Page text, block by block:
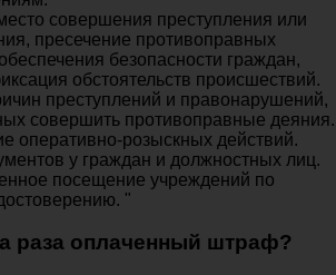
совершения преступления или
пресечение противоправных
безопасности граждан,
обстоятельств происшествий.
преступлений и правонарушений,
совершить противоправные деяния.
оперативно-розыскных действий.
у граждан и должностных лиц.
посещение учреждений по
"
раза оплаченный штраф?